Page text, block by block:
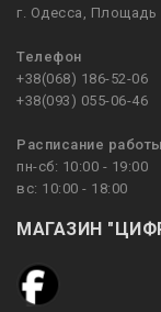
г. Одесса, Площадь
Телефон
+38(068) 186-52-06
+38(093) 055-06-46
Расписание работы
пн-сб: 10:00 - 19:00
вс: 10:00 - 18:00
МАГАЗИН